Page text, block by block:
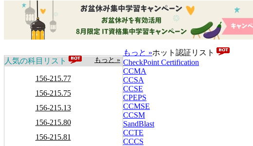
もっと »
人気の科目リスト
156-215.77
156-215.75
156-215.13
156-215.80
156-215.81
もっと »ホット認証リスト
CheckPoint Certification
CCMA
CCSA
CCSE
CPEPS
CCMSE
CCSM
SandBlast
CCTE
CCCS